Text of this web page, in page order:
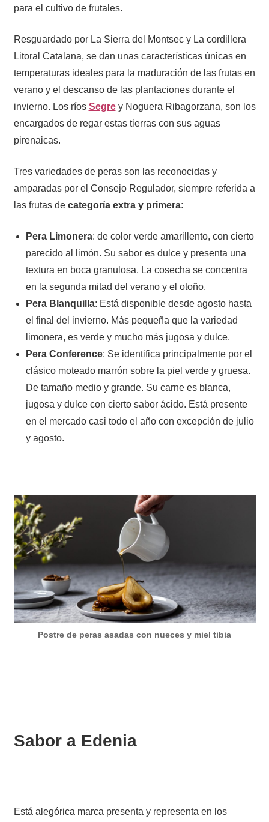
para el cultivo de frutales.
Resguardado por La Sierra del Montsec y La cordillera
Litoral Catalana, se dan unas características únicas en
temperaturas ideales para la maduración de las frutas en
verano y el descanso de las plantaciones durante el
invierno. Los ríos Segrey Noguera Ribagorzana, son los
encargados de regar estas tierras con sus aguas
pirenaicas.
Tres variedades de peras son las reconocidas y
amparadas por el Consejo Regulador, siempre referida a
las frutas de categoría extra y primera:
Pera Limonera: de color verde amarillento, con cierto
parecido al limón. Su sabor es dulce y presenta una
textura en boca granulosa. La cosecha se concentra
en la segunda mitad del verano y el otoño.
Pera Blanquilla: Está disponible desde agosto hasta
el final del invierno. Más pequeña que la variedad
limonera, es verde y mucho más jugosa y dulce.
Pera Conference: Se identifica principalmente por el
clásico moteado marrón sobre la piel verde y gruesa.
De tamaño medio y grande. Su carne es blanca,
jugosa y dulce con cierto sabor ácido. Está presente
en el mercado casi todo el año con excepción de julio
y agosto.
Postre de peras asadas con nueces y miel tibia
Sabor a Edenia
Está alegórica marca presenta y representa en los